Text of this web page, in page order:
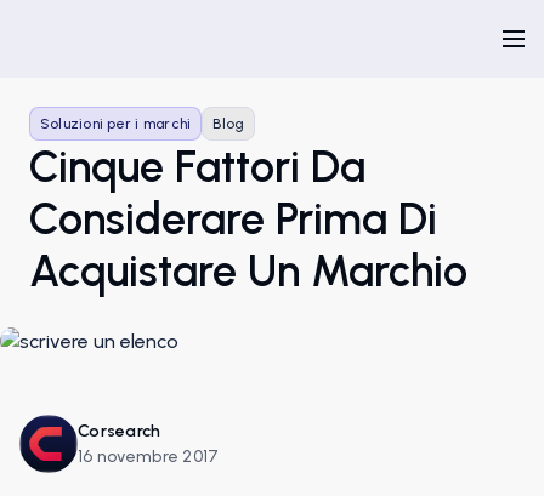
Soluzioni per i marchi Blog
Cinque Fattori Da
Considerare Prima Di
Acquistare Un Marchio
Corsearch
16 novembre 2017